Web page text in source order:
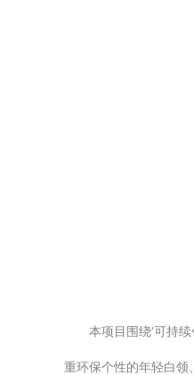
本项目围绕‘可持
重环保个性的年轻白